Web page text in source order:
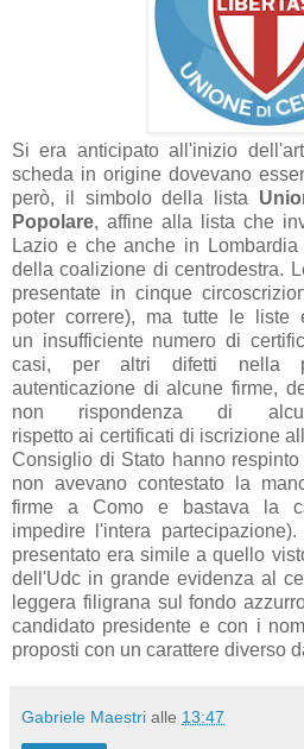
Si era anticipatoall'inizio dell'
scheda in origine dovevano
però, il simbolo della lista
Popol are, affine all a lista che
Lazio e cheanche in Lombardia
dell a coalizione di centrodestra.
presentate in cinque
poter correre), ma tutte le liste
un insufficiente numero di
casi, peraltri difetti nell a
autenticazione di alcune firme,
non rispondenza di
rispettoai certificati di iscrizione
Consiglio di Stato hanno
non avevano contestato l a m
firme a Como e bastava l a c
impedire
l'intera partecipazione).
presentato era similea quello
dell'Udc in grande evidenza al
leggera filigrana sul fondo
candidato presidente e con i
proposti con un carattere diverso d
Gabriele Maestri alle 13:47